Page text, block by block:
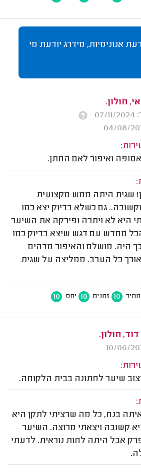
אנונימיות, מידרג יודעת מי
חולון.
ואיפור לאם החתן.
שגית היתה ממש מקצועית
גם כשלא בדיוק יצא כמו
היא לא ויתרה ופירקה את השיער
מחדש עם דגש שיצא בדיוק כמו
היה. מושלם והאיפור מדהים
כל הערב. ממליצה על שגית
מחיר 10 זמנים 10 יחס 10
חולון.
שיער לחתונה בבית הלקוחה.
בנח, כל מה שרציתי לתקן היא
קשובה ויצאתי מרוצה. השיער
אבל היתה לחות נוראית. לדעתי